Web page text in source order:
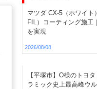
マツダ CX-5（ホワイト
FIL）コーティング施工
を実現
2026/08/08
【平塚市】O様のトヨ
ラミック史上最高峰ウ